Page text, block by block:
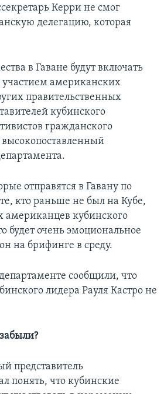
Керри не смог
делегацию, которая
в Гаване будут включать
американских
правительственных
кубинского
гражданского
отправятся в Гавану по
кто раньше не был на Кубе,
американцев кубинского
будет очень эмоциональное
на брифинге в среду.
сообщили, что
лидера Рауля Кастро не
представитель
понять, что кубинские